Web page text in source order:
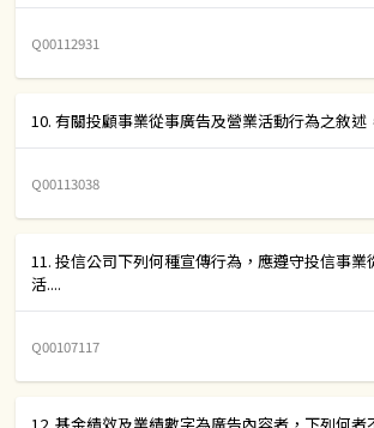
Q00112931
10. 有關投顧事業從事廣告及營業活動行為之敘述
Q00113038
11. 投信公司下列何種宣傳行為，應遵守投信事
活....
Q00107117